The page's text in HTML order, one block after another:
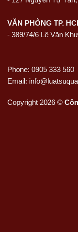
VĂN PHÒNG TP.
- 389/74/6 Lê Văn
Phone: 0905 333 560
Email:
Copyright 2026 ©